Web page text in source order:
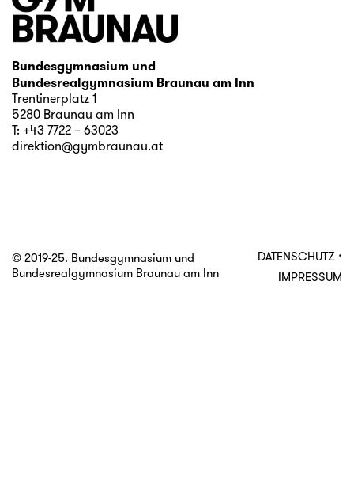
Bundesgymnasium und
Bundesrealgymnasium Braunau am Inn
Trentinerplatz 1
5280 Braunau am Inn
T: +43 7722 – 63023
direktion@gymbraunau.at
DATENSCHUTZ·
IMPRESSUM
© 2019-25. Bundesgymnasium und
Bundesrealgymnasium Braunau am Inn